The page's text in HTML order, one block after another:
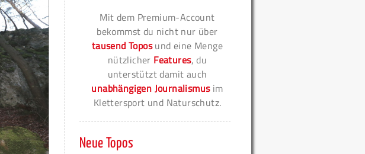
Mit dem Premium-Account
bekommst du nicht nur über
tausend Toposund eine Menge
nützlicher Features, du
unterstützt damit auch
unabhängigen Journalismusim
Klettersport und Naturschutz.
Neue Topos